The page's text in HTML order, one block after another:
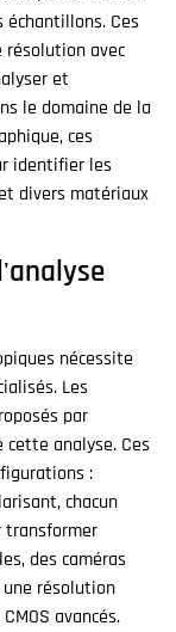
Ces
résolution avec
et
le domaine de la
ces
identifier les
divers matériaux
nécessite
Les
par
cette analyse. Ces
:
chacun
transformer
des caméras
une résolution
avancés.